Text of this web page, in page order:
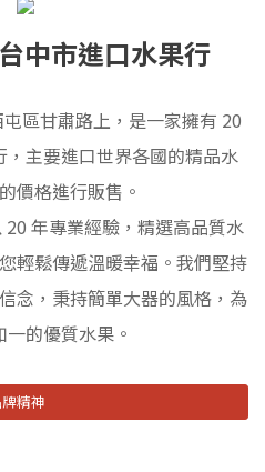
中市進口水果行
區甘肅路上，是一家擁有 20
主要進口世界各國的精品水
價格進行販售。
年專業經驗，精選高品質水
輕鬆傳遞溫暖幸福。我們堅持
念，秉持簡單大器的風格，為
的優質水果。
精神